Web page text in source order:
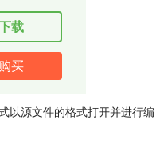
载
买
以源文件的格式打开并进行编